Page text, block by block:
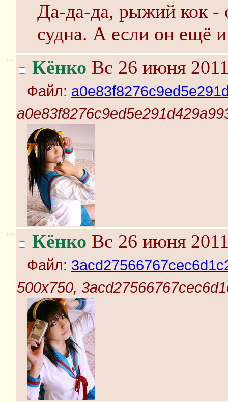
Да-да-да, рыжий кок -
судна. А если он ещё и
>> Кёнко Вс 26 июня
Файл:
>> Кёнко Вс 26 июня
Файл:
500x750,